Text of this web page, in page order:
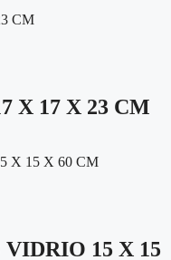
X 17 X 23 CM
15 X 15